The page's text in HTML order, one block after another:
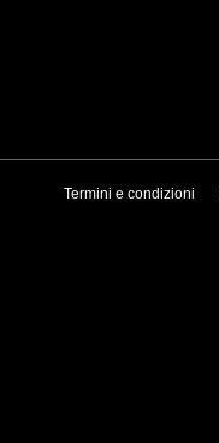
Termini e condizioni